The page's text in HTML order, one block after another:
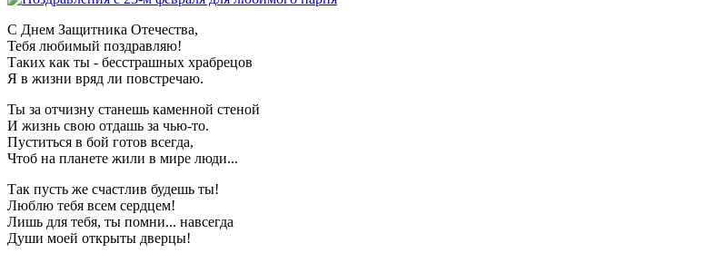
С Днем Защитника Отечества,
Тебя любимый поздравляю!
Таких как ты - бесстрашных храбрецов
Я в жизни вряд ли повстречаю.
Ты за отчизну станешь каменной стеной
И жизнь свою отдашь за чью-то.
Пуститься в бой готов всегда,
Чтоб на планете жили в мире люди...
Так пусть же счастлив будешь ты!
Люблю тебя всем сердцем!
Лишь для тебя, ты помни... навсегда
Души моей открыты дверцы!